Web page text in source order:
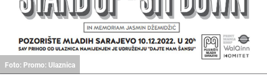
Foto: Promo: Ulaznica